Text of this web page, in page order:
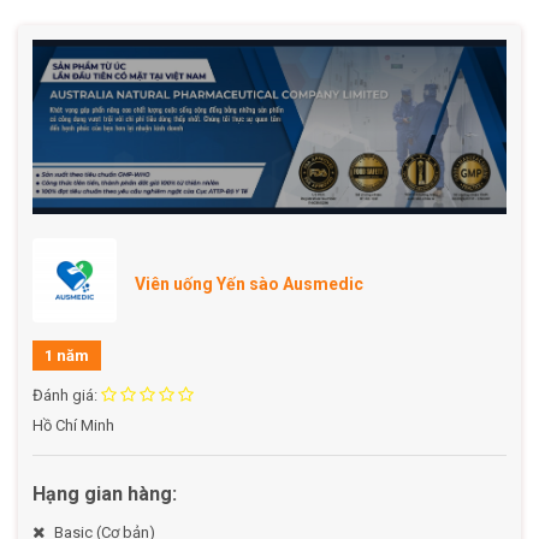
coi trọng như một sản phẩm sinh học có giá trị cao về
dinh dưỡng và dược liệu. Nghiên cứu hiện đại đã chỉ ra rằng
yến sào có các tác dụng khác nhau như chống ung thư,
chống lão hóa, hỗ trợ hô hấp và thúc đẩy phục hồi sức
< Nguồn nghiên cứu: Edible Bird’s Nest: The Functional
Southeast Asia–A Review>
CHẤT LƯỢNG TẠO NÊN UY TÍN
✔️ Công thức từ Úc, duy nhất trên thị trường kết hợp Yến
Sào cùng các hoạt chất quý
✔️Công nghệ định chuẩn sản xuất tại nhà máy đạt chuẩn
GMP, giúp giữ trọn vẹn 100% dưỡng chất quý
chứa đường, không chất tạo ngọt, không caffeine
Viên uống Yến sào Ausmedic
1 năm
Đánh giá:
Hồ Chí Minh
Hạng gian hàng:
Basic (Cơ bản)